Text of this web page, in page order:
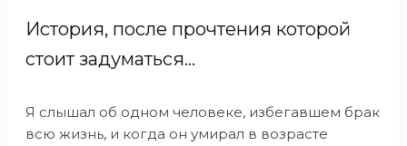
История, после прочтения которой
стоит задуматься…
Я слышал об одном человеке, избегавшем брак
всю жизнь, и когда он умирал в возрасте